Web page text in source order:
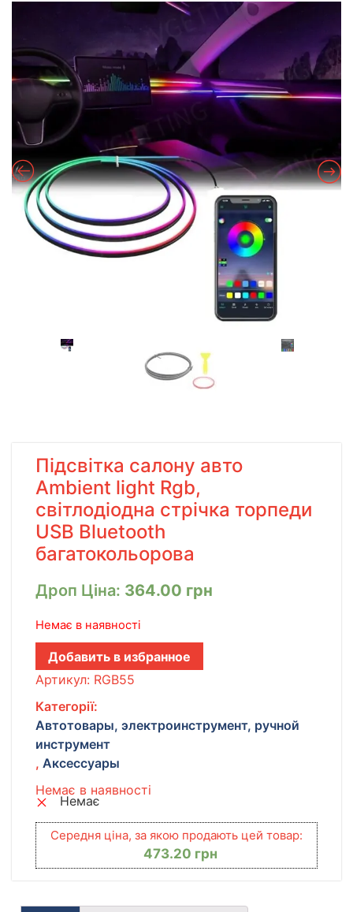
Підсвітка салону авто
Ambient light Rgb,
світлодіодна стрічка торпеди
USB Bluetooth
багатокольорова
Дроп Ціна: 364.00 грн
Немає в наявності
Добавить в избранное
Артикул: RGB55
Категорії:
Автотовары, электроинструмент, ручной
инструмент
, Аксессуары
Немає в наявності
Немає
Середня ціна, за якою продають цей товар:
473.20 грн